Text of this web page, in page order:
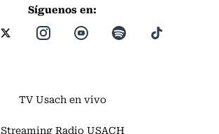
Síguenos en:
TV Usach en vivo
Streaming Radio USACH